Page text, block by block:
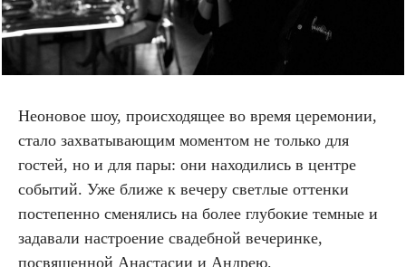
Неоновое шоу, происходящее во время церемонии,
стало захватывающим моментом не только для
гостей, но и для пары: они находились в центре
событий. Уже ближе к вечеру светлые оттенки
постепенно сменялись на более глубокие темные и
задавали настроение свадебной вечеринке,
посвященной Анастасии и Андрею.